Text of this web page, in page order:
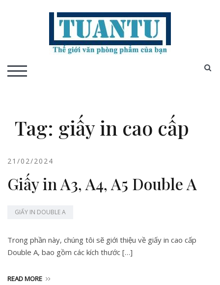
TOGGLE MOBILE MENU
Tag: giấy in cao cấp
21/02/2024
Giấy in A3, A4, A5 Double A
GIẤY IN DOUBLE A
Trong phần này, chúng tôi sẽ giới thiệu về giấy in cao cấp
Double A, bao gồm các kích thước […]
READ MORE